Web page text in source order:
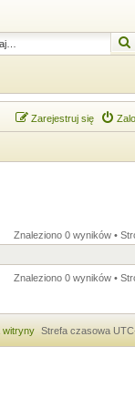
Zarejestruj się
Znaleziono 0 wyników •
Znaleziono 0 wyników •
Strefa czasowa
witryny